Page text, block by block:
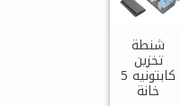
شنطة
تخزين
كابتونيه 5
خانة